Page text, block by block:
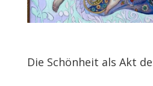
Die Schönheit als Akt